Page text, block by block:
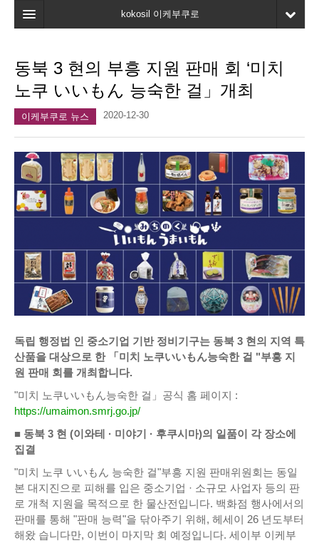
kokosil 이케부쿠로
지도
최신정보
마이페이지
즐겨찾기
동북 3 현의 부흥 지원 판매 회 ‘미치
노쿠 いいもん 능숙한 걸」개최
이케부쿠로 뉴스 2020-12-30
독립 행정법 인 중소기업 기반 정비기구는 동북 3 현의 지역 특
산품을 대상으로 한 「미치 노쿠いいもん능숙한 걸 "부흥 지
원 판매 회를 개최합니다.
"미치 노쿠いいもん능숙한 걸」공식 홈 페이지 :
https://umaimon.smrj.go.jp/
■ 동북 3 현 (이와테 · 미야기 · 후쿠시마)의 일품이 각 장소에
집결
"미치 노쿠 いいもん 능숙한 걸"부흥 지원 판매위원회는 동일
본 대지진으로 피해를 입은 중소기업 · 소규모 사업자 등의 판
로 개척 지원을 목적으로 한 물산전입니다. 백화점 행사에서의
판매를 통해 "판매 능력"을 닦아주기 위해, 헤세이 26 년도부터
해왔 습니다만, 이번이 마지막 회 예정입니다. 세이부 이케부